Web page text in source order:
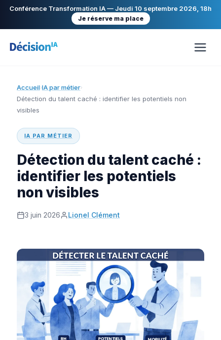
Conférence Transformation IA — Jeudi 10 septembre 2026, 18h
Je réserve ma place
Accueil›IA par métier›
Détection du talent caché : identifier les potentiels non
visibles
IA PAR MÉTIER
Détection du talent caché :
identifier les potentiels
non visibles
3 juin 2026 Lionel Clément